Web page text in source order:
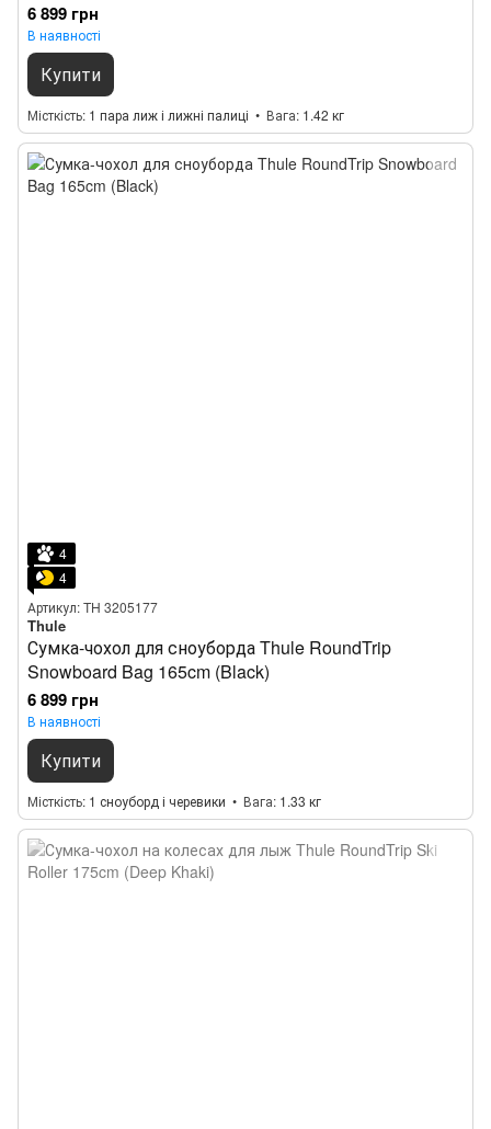
6 899 грн
В наявності
Купити
Місткість 1 пара лиж і лижні палиці Вага 1.42 кг
4
4
Артикул: TH 3205177
Thule
Сумка-чохол для сноуборда Thule RoundTrip
Snowboard Bag 165cm (Black)
6 899 грн
В наявності
Купити
Місткість 1 сноуборд і черевики Вага 1.33 кг